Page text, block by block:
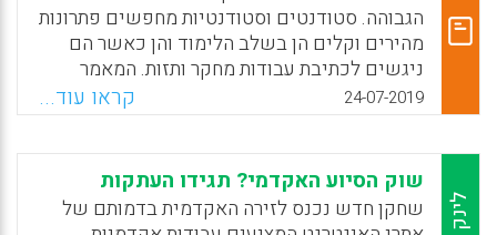
הגבוהה. סטודנטים וסטודנטיות מחפשים פתרונות
מהירים וקלים הן בשלב הלימוד והן כאשר הם
ניגשים לכתיבת עבודות מחקר ותזות. המאמר
עוסק בהבדלים המגדריים במודעות
(Awareness) לפלגיאט בקרב סטודנטים
וסטודנטיות. ההבדלים המגדריים במודעות
לפלגיאט נותחו הן באופן כללי והן בתוך כמה
הקשרים חברתיים וכלכליים רלוונטיים כגון רמת
חיי החברה של הסטודנט, אופן המגורים (עם
24-07-2019 קראו עוד...
לינק
שוק הסיוע האקדמי? תגידו העתקות
שחקן חדש נכנס לזירה האקדמית בדמותם של